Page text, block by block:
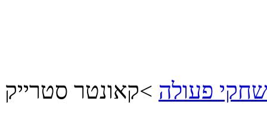
פעולה >קאונטר סטרייק